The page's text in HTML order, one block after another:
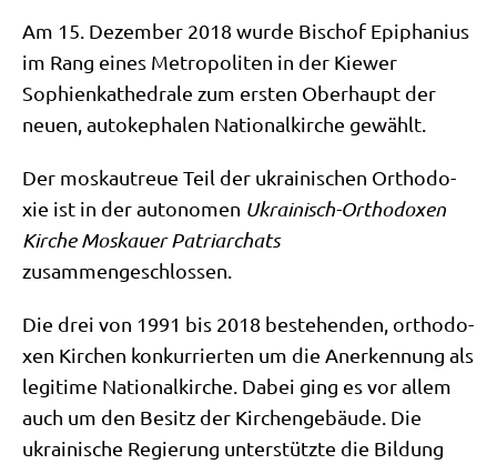
Am 15. Dezem­ber 2018 wur­de Bischof Epi­pha­ni­us
im Rang eines Metro­po­li­ten in der Kie­wer
Sophien­ka­the­dra­le zum ersten Ober­haupt der
neu­en, auto­ke­pha­len Natio­nal­kir­che gewählt.
Der mos­kau­treue Teil der ukrai­ni­schen Ortho­do­
xie ist in der auto­no­men Ukrai­nisch-Ortho­do­xen
Kir­che Mos­kau­er Patri­ar­chats
zusammengeschlossen.
Die drei von 1991 bis 2018 bestehen­den, ortho­do­
xen Kir­chen kon­kur­rier­ten um die Aner­ken­nung als
legi­ti­me Natio­nal­kir­che. Dabei ging es vor allem
auch um den Besitz der Kir­chen­ge­bäu­de. Die
ukrai­ni­sche Regie­rung unter­stütz­te die Bil­dung